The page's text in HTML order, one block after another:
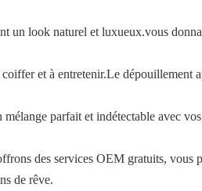
un look naturel et luxueux.vous
et à entretenir.Le dépouillement
parfait et indétectable avec
des services OEM gratuits, vous
de rêve.